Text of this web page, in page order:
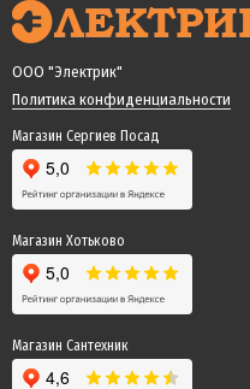
ООО "Электрик"
Политика конфиденциальности
Магазин Сергиев Посад
Магазин Хотьково
Магазин Сантехник